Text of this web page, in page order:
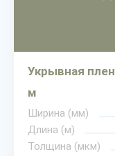
Укрывная
м
Ширина (мм)
Длина (м)
Толщина (мкм)